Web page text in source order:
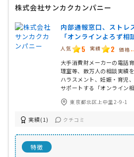
株式会社サンカクカンパニー
内部通報窓口、ストレ
「オンラインよろず相
人気 5 実績 2 価格
大手消費財メーカーの電話
理室等、数万人の相談実績
ハラスメント、妊娠・育児
サポートする「オンライン
東京都北区上中里2-9-1
実績(1) クチコミ
特徴